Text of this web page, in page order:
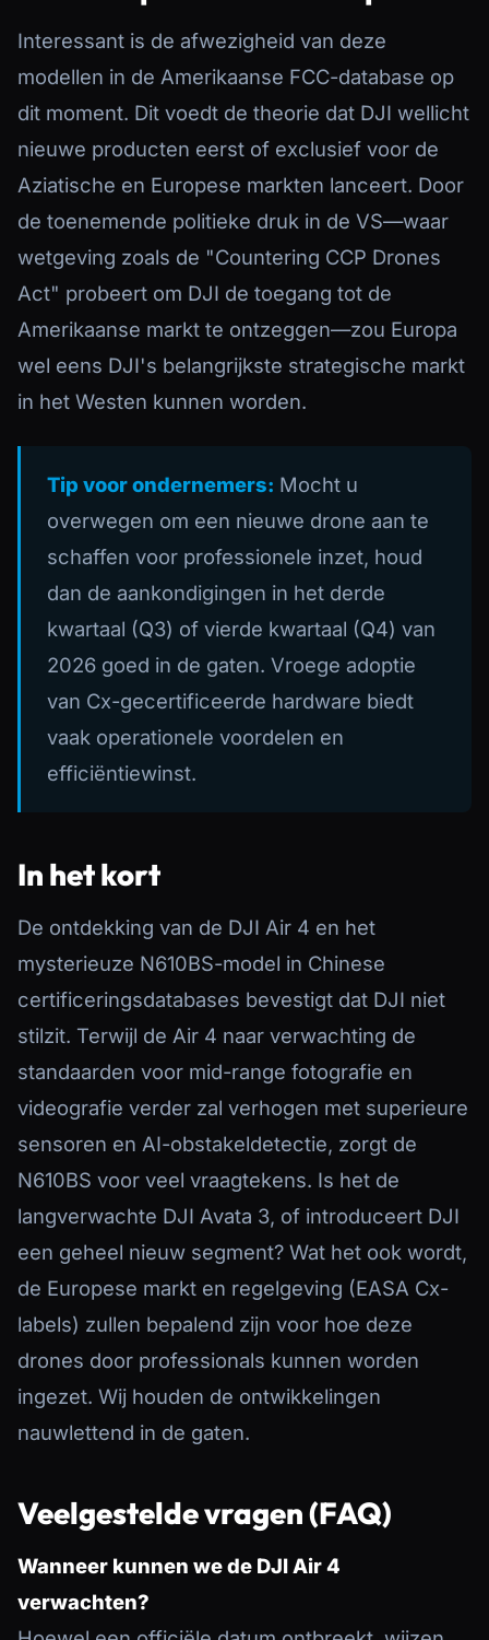
Interessant is de afwezigheid van deze
modellen in de Amerikaanse FCC-database op
dit moment. Dit voedt de theorie dat DJI wellicht
nieuwe producten eerst of exclusief voor de
Aziatische en Europese markten lanceert. Door
de toenemende politieke druk in de VS—waar
wetgeving zoals de "Countering CCP Drones
Act" probeert om DJI de toegang tot de
Amerikaanse markt te ontzeggen—zou Europa
wel eens DJI's belangrijkste strategische markt
in het Westen kunnen worden.
Tip voor ondernemers: Mocht u
overwegen om een nieuwe drone aan te
schaffen voor professionele inzet, houd
dan de aankondigingen in het derde
kwartaal (Q3) of vierde kwartaal (Q4) van
2026 goed in de gaten. Vroege adoptie
van Cx-gecertificeerde hardware biedt
vaak operationele voordelen en
efficiëntiewinst.
In het kort
De ontdekking van de DJI Air 4 en het
mysterieuze N610BS-model in Chinese
certificeringsdatabases bevestigt dat DJI niet
stilzit. Terwijl de Air 4 naar verwachting de
standaarden voor mid-range fotografie en
videografie verder zal verhogen met superieure
sensoren en AI-obstakeldetectie, zorgt de
N610BS voor veel vraagtekens. Is het de
langverwachte DJI Avata 3, of introduceert DJI
een geheel nieuw segment? Wat het ook wordt,
de Europese markt en regelgeving (EASA Cx-
labels) zullen bepalend zijn voor hoe deze
drones door professionals kunnen worden
ingezet. Wij houden de ontwikkelingen
nauwlettend in de gaten.
Veelgestelde vragen (FAQ)
Wanneer kunnen we de DJI Air 4
verwachten?